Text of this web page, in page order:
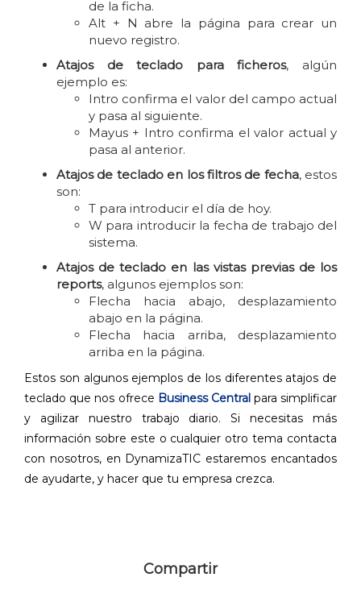
de la ficha.
Alt + N abre la página para crear un
nuevo registro.
Atajos de teclado para ficheros, algún
ejemplo es:
Intro confirma el valor del campo actual
y pasa al siguiente.
Mayus + Intro confirma el valor actual y
pasa al anterior.
Atajos de teclado en los filtros de fecha, estos
son:
T para introducir el día de hoy.
W para introducir la fecha de trabajo del
sistema.
Atajos de teclado en las vistas previas de los
reports, algunos ejemplos son:
Flecha hacia abajo, desplazamiento
abajo en la página.
Flecha hacia arriba, desplazamiento
arriba en la página.
Estos son algunos ejemplos de los diferentes atajos de
teclado que nos ofrece Business Centralpara simplificar
y agilizar nuestro trabajo diario. Si necesitas más
información sobre este o cualquier otro tema contacta
con nosotros, en DynamizaTIC estaremos encantados
de ayudarte, y hacer que tu empresa crezca.
Compartir